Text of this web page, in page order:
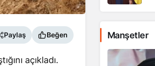
Paylaş Beğen
açıkladı.
Manşetler